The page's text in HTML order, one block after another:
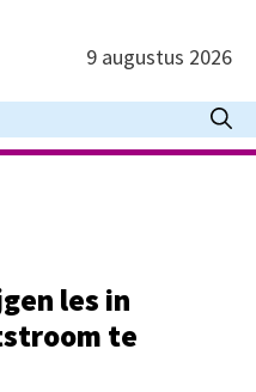
9 augustus 2026
les in
te